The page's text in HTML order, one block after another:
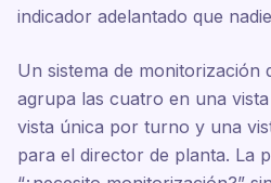
indicador adelantado que
Un sistema de
agrupa las cuatro en una
vista única por turno y una
para el director de planta. La